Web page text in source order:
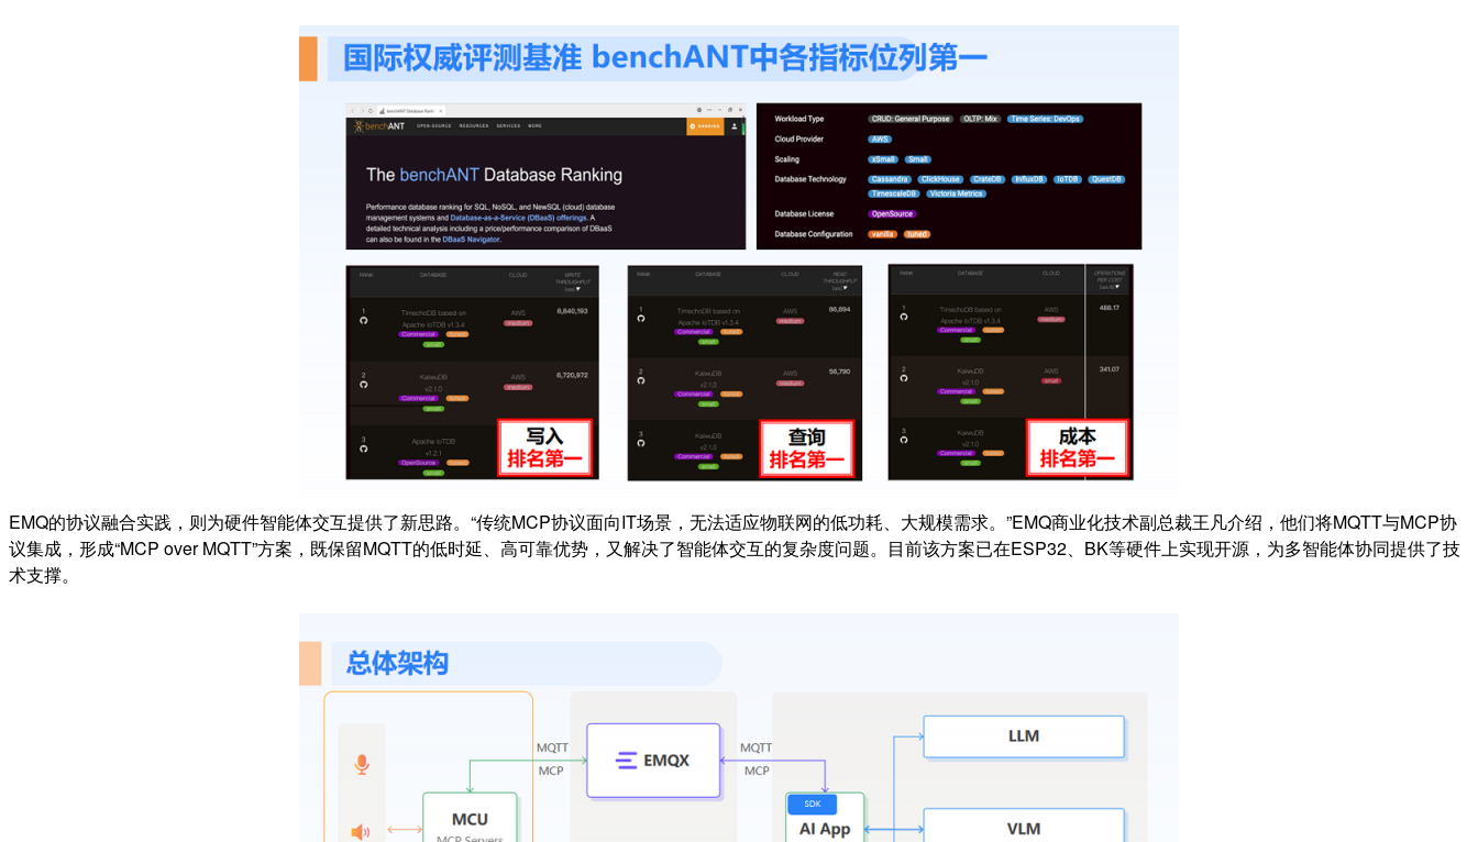
EMQ的协议融合实践，则为硬件智能体交互提供了新思路。“传统MCP协议面向IT场景，无法适应物联网的低功耗、大规模需求。”EMQ商业化技术副总裁王凡介绍，他们将MQTT与MCP协
议集成，形成“MCP over MQTT”方案，既保留MQTT的低时延、高可靠优势，又解决了智能体交互的复杂度问题。目前该方案已在ESP32、BK等硬件上实现开源，为多智能体协同提供了技
术支撑。